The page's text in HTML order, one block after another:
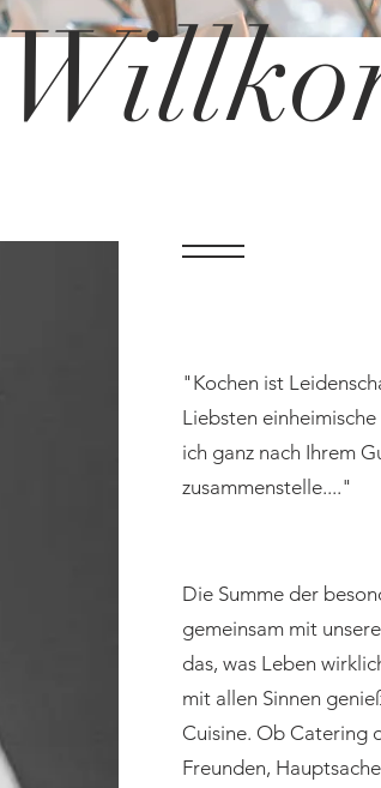
"Kochen ist
Liebsten
ich ganz nach Ihrem
zusammenstelle...."
Die Summe der
gemeinsam mit
das, was Leben
mit allen Sinnen
Cuisine. Ob Catering
Freunden,